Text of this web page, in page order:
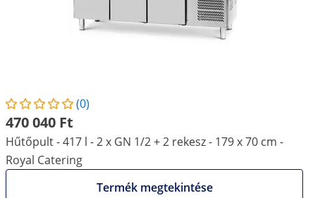
(0)
470 040 Ft
Hűtőpult - 417 l - 2 x GN 1/2 + 2 rekesz - 179 x 70 cm -
Royal Catering
Termék megtekintése